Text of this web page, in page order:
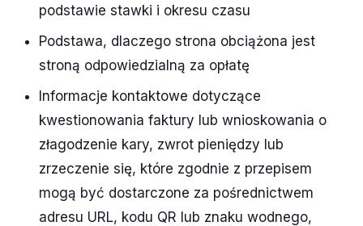
podstawie stawki i okresu czasu
Podstawa, dlaczego strona obciążona jest
stroną odpowiedzialną za opłatę
Informacje kontaktowe dotyczące
kwestionowania faktury lub wnioskowania o
złagodzenie kary, zwrot pieniędzy lub
zrzeczenie się, które zgodnie z przepisem
mogą być dostarczone za pośrednictwem
adresu URL, kodu QR lub znaku wodnego,